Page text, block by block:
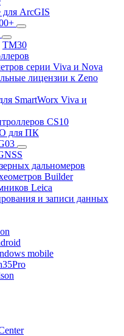
для ArcGIS
TM30
серии Viva и Nova
лицензии к Zeno
SmartWorx Viva и
CS10
для ПК
дальномеров
Builder
Leica
и записи данных
mobile